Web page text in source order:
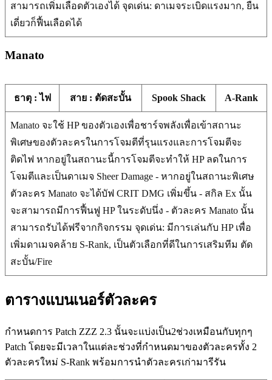
สามารถเพิ่มเลือดตัวเองได้ จุดเด่น: ดาเมจระเบิดแรงมาก, ยืน
เดี่ยวก็ฟื้นเลือดได้
Manato
ธาตุ : ไฟ สาย : ตัดสะบั้น Spook Shack A-Rank
Manato จะใช้ HP ของตัวเองเพื่อชาร์จพลังเพื่อเข้าสถานะ
พิเศษของตัวละครในการโจมตีที่รุนแรงและการโจมตีจะ
ติดไฟ หากอยู่ในสถานะนี้การโจมตีจะทำให้ HP ลดในการ
โจมตีและเป็นดาเมจ Sheer Damage - หากอยู่ในสถานะพิเศษ
ตัวละคร Manato จะได้บัฟ CRIT DMG เพิ่มขึ้น - สกิล Ex นั้น
จะสามารถมีการฟื้นฟู HP ในระดับนึ่ง - ตัวละคร Manato นั้น
สามารถรับได้ฟรีจากกิจกรรม จุดเด่น: มีการเล่นกับ HP เพื่อ
เพิ่มดาเมจคล้าย S-Rank, เป็นตัวเลือกที่ดีในการเสริมทีม ตัด
สะบั้น/Fire
ตารางแบนเนอร์ตัวละคร
กำหนดการ Patch ZZZ 2.3 นั้นจะแบ่งเป็น2ช่วงเหมือนกับทุกๆ
Patch โดยจะมีเวลาในแต่ละช่วงที่กำหนดมาของตัวละครทั้ง 2
ตัวละครใหม่ S-Rank พร้อมการนำตัวละครเก่ามารีรัน